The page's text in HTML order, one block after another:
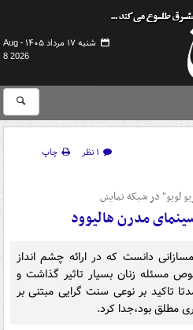
شنبه ۱۷ مرداد ۱۴۰۵ -
Aug
8 2026
۱ نظر
چاپ
لوبو" در شبکه نمایش
مدرن هالیوود
دانست که در ارائه چشم انداز
مسئله زنان بسیار تاثیر گذاشت و
تاکید بر نوعی سنت گرایی مبتنی بر
مطلق بود،جدا کرد.